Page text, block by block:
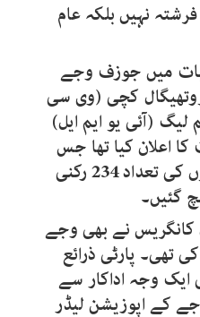
نہیں بلکہ عام
میں جوزف وجے
کچی (وی سی
لیگ (آئی یو ایم ایل)
اعلان کیا تھا جس
کے بعد اتحاد کی نشستوں کی تعداد 234 رکنی
کانگریس نے بھی وجے
پارٹی ذرائع
وجہ اداکار سے
کے اپوزیشن لیڈر